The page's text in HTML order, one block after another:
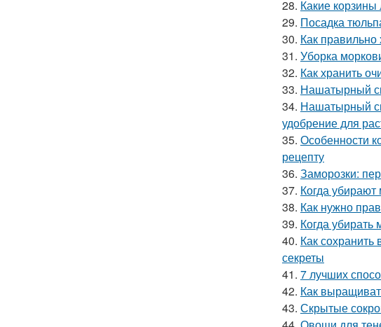
28. Какие
29. Посадка
30. Как правильно
31. Уборка
32. Как хранить
33. Нашатырный
34. Нашатырный
удобрение для
35. Особенности
рецепту
36. Заморозки:
37. Когда
38. Как нужно
39. Когда
40. Как
секреты
41. 7 лучших
42. Как
43. Скрытые